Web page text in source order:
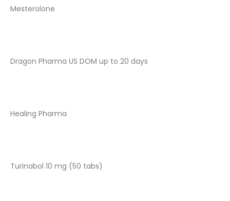
Mesterolone
Dragon Pharma US DOM up to 20 days
Healing Pharma
Turinabol 10 mg (50 tabs)